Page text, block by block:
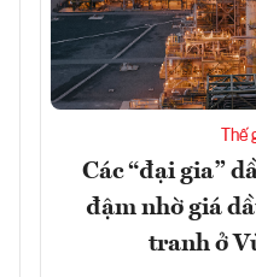
Thế
Các “đại gia”
đậm nhờ giá
tranh ở